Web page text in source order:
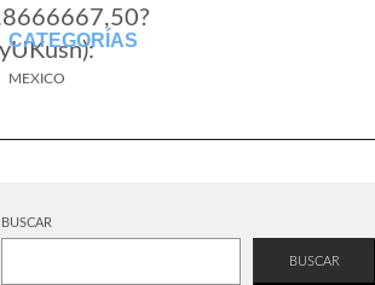
CATEGORÍAS
MEXICO
BUSCAR
BUSCAR